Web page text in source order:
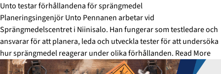
Unto testar förhållandena för sprängmedel
Planeringsingenjör Unto Pennanen arbetar vid
Sprängmedelscentret i Niinisalo. Han fungerar som testledare och
ansvarar för att planera, leda och utveckla tester för att undersöka
hur sprängmedel reagerar under olika förhållanden. Read More